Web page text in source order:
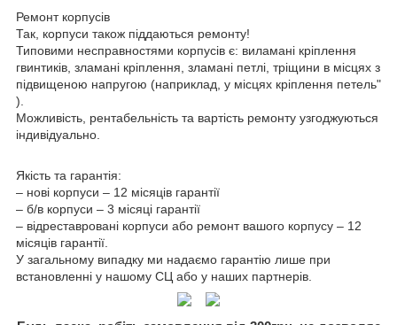
Ремонт корпусів
Так, корпуси також піддаються ремонту!
Типовими несправностями корпусів є: виламані кріплення
гвинтиків, зламані кріплення, зламані петлі, тріщини в місцях з
підвищеною напругою (наприклад, у місцях кріплення петель"
).
Можливість, рентабельність та вартість ремонту узгоджуються
індивідуально.
Якість та гарантія:
– нові корпуси – 12 місяців гарантії
– б/в корпуси – 3 місяці гарантії
– відреставровані корпуси або ремонт вашого корпусу – 12
місяців гарантії.
У загальному випадку ми надаємо гарантію лише при
встановленні у нашому СЦ або у наших партнерів.